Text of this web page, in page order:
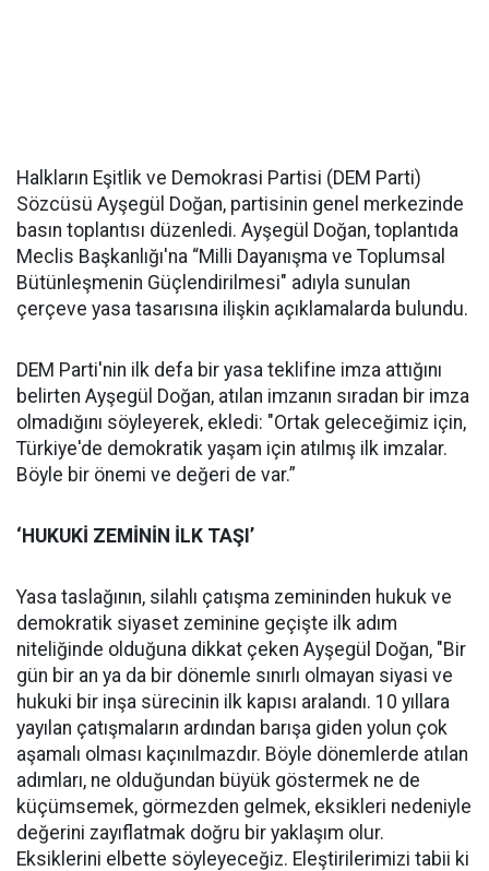
Halkların Eşitlik ve Demokrasi Partisi (DEM Parti)
Sözcüsü Ayşegül Doğan, partisinin genel merkezinde
basın toplantısı düzenledi. Ayşegül Doğan, toplantıda
Meclis Başkanlığı'na “Milli Dayanışma ve Toplumsal
Bütünleşmenin Güçlendirilmesi" adıyla sunulan
çerçeve yasa tasarısına ilişkin açıklamalarda bulundu.
DEM Parti'nin ilk defa bir yasa teklifine imza attığını
belirten Ayşegül Doğan, atılan imzanın sıradan bir imza
olmadığını söyleyerek, ekledi: "Ortak geleceğimiz için,
Türkiye'de demokratik yaşam için atılmış ilk imzalar.
Böyle bir önemi ve değeri de var.”
‘HUKUKİ ZEMİNİN İLK TAŞI’
Yasa taslağının, silahlı çatışma zemininden hukuk ve
demokratik siyaset zeminine geçişte ilk adım
niteliğinde olduğuna dikkat çeken Ayşegül Doğan, "Bir
gün bir an ya da bir dönemle sınırlı olmayan siyasi ve
hukuki bir inşa sürecinin ilk kapısı aralandı. 10 yıllara
yayılan çatışmaların ardından barışa giden yolun çok
aşamalı olması kaçınılmazdır. Böyle dönemlerde atılan
adımları, ne olduğundan büyük göstermek ne de
küçümsemek, görmezden gelmek, eksikleri nedeniyle
değerini zayıflatmak doğru bir yaklaşım olur.
Eksiklerini elbette söyleyeceğiz. Eleştirilerimizi tabii ki